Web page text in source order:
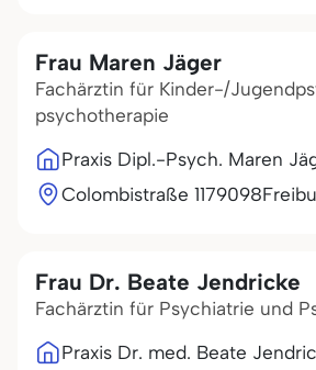
Frau Maren Jäger
Fachärztin für Kinder-/
psychotherapie
Praxis Dipl.-Psych. Maren
Colombistraße 1179098
Frau Dr. Beate Jendricke
Fachärztin für Psychiatrie und
Praxis Dr. med. Beate